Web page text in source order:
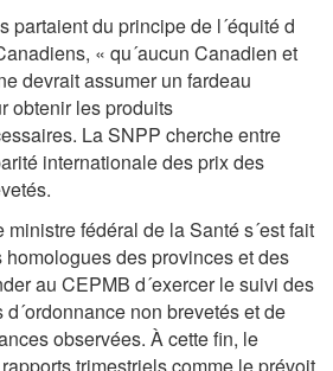
partaient du principe de l´équité d
« qu´aucun Canadien et
devrait assumer un fardeau
obtenir les produits
La SNPP cherche entre
internationale des prix des
fédéral de la Santé s´est fait
des provinces et des
au CEPMB d´exercer le suivi des
non brevetés et de
observées. À cette fin, le